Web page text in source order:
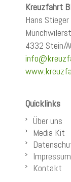
Kreuzfahrt
Hans Stieger
4332 Stein/
Quicklinks
Über uns
Media Kit
Impressum
Kontakt